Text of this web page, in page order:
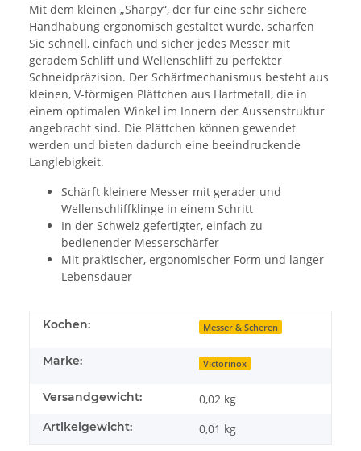
Mit dem kleinen „Sharpy“, der für eine sehr sichere
Handhabung ergonomisch gestaltet wurde, schärfen
Sie schnell, einfach und sicher jedes Messer mit
geradem Schliff und Wellenschliff zu perfekter
Schneidpräzision. Der Schärfmechanismus besteht aus
kleinen, V-förmigen Plättchen aus Hartmetall, die in
einem optimalen Winkel im Innern der Aussenstruktur
angebracht sind. Die Plättchen können gewendet
werden und bieten dadurch eine beeindruckende
Langlebigkeit.
Schärft kleinere Messer mit gerader und
Wellenschliffklinge in einem Schritt
In der Schweiz gefertigter, einfach zu
bedienender Messerschärfer
Mit praktischer, ergonomischer Form und langer
Lebensdauer
Kochen: Messer & Scheren
Marke: Victorinox
Versandgewicht: 0,02 kg
Artikelgewicht: 0,01 kg